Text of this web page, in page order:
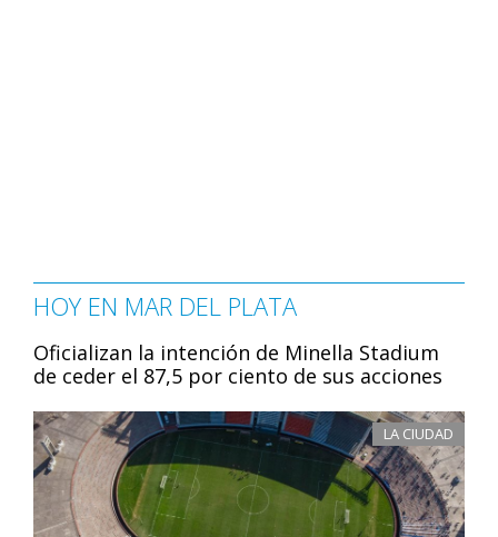
HOY EN MAR DEL PLATA
Oficializan la intención de Minella Stadium
de ceder el 87,5 por ciento de sus acciones
LA CIUDAD